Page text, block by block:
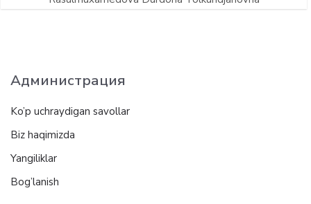
Администрация
Ko’p uchraydigan savollar
Biz haqimizda
Yangiliklar
Bog’lanish